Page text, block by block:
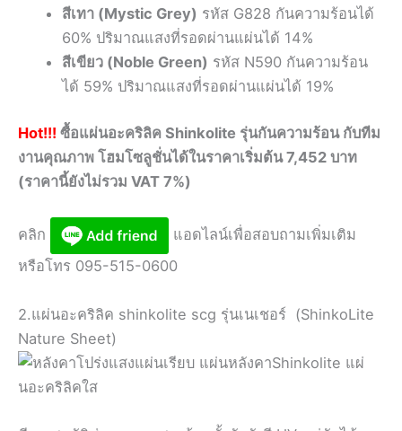
สีเทา (Mystic Grey) รหัส G828 กันความร้อนได้
60% ปริมาณแสงที่รอดผ่านแผ่นได้ 14%
สีเขียว (Noble Green) รหัส N590 กันความร้อน
ได้ 59% ปริมาณแสงที่รอดผ่านแผ่นได้ 19%
Hot!!! ซื้อแผ่นอะคริลิค Shinkolite รุ่นกันความร้อน กับทีม
งานคุณภาพ โฮมโซลูชั่นได้ในราคาเริ่มต้น 7,452 บาท
(ราคานี้ยังไม่รวม VAT 7%)
คลิก
แอดไลน์เพื่อสอบถามเพิ่มเติม
หรือโทร 095-515-0600
2.แผ่นอะคริลิค shinkolite scg รุ่นเนเชอร์ (ShinkoLite
Nature Sheet)